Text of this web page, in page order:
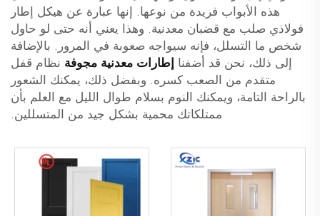
هذه الأبواب فريدة من نوعها. إنها عبارة عن هيكل إطار
فولاذي صلب مع قضبان معدنية. وهذا يعني أنه حتى لو حاول
شخص ما التسلل، فإنه سيواجه صعوبة في المرور. بالإضافة
إلى ذلك، نحن قد أضفنا إطارات معدنية مجوفة نظام قفل
متقدم من الصعب كسره. وبفضل ذلك، يمكنك الشعور
بالراحة التامة، ويمكنك النوم بسلام طوال الليل مع العلم بأن
ممتلكاتك محمية بشكل جيد من المتسللين.